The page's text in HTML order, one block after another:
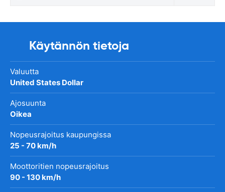
Käytännön tietoja
Valuutta
United States Dollar
Ajosuunta
Oikea
Nopeusrajoitus kaupungissa
25 - 70 km/h
Moottoritien nopeusrajoitus
90 - 130 km/h